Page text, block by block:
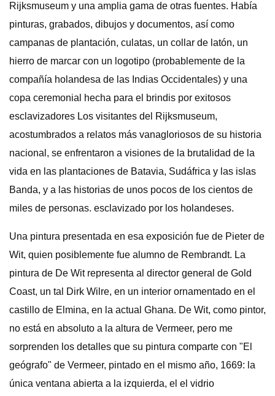
Rijksmuseum y una amplia gama de otras fuentes. Había
pinturas, grabados, dibujos y documentos, así como
campanas de plantación, culatas, un collar de latón, un
hierro de marcar con un logotipo (probablemente de la
compañía holandesa de las Indias Occidentales) y una
copa ceremonial hecha para el brindis por exitosos
esclavizadores Los visitantes del Rijksmuseum,
acostumbrados a relatos más vanagloriosos de su historia
nacional, se enfrentaron a visiones de la brutalidad de la
vida en las plantaciones de Batavia, Sudáfrica y las islas
Banda, y a las historias de unos pocos de los cientos de
miles de personas. esclavizado por los holandeses.
Una pintura presentada en esa exposición fue de Pieter de
Wit, quien posiblemente fue alumno de Rembrandt. La
pintura de De Wit representa al director general de Gold
Coast, un tal Dirk Wilre, en un interior ornamentado en el
castillo de Elmina, en la actual Ghana. De Wit, como pintor,
no está en absoluto a la altura de Vermeer, pero me
sorprenden los detalles que su pintura comparte con "El
geógrafo" de Vermeer, pintado en el mismo año, 1669: la
única ventana abierta a la izquierda, el el vidrio